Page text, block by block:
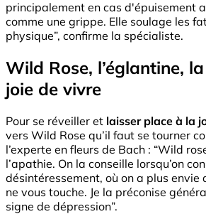
principalement en cas d'épuisement
comme une grippe. Elle soulage les
physique”, confirme la spécialiste.
Wild Rose, l’églantine,
joie de vivre
Pour se réveiller et laisser place à la
vers Wild Rose qu’il faut se tourner
l’experte en fleurs de Bach : “Wild
l’apathie. On la conseille lorsqu’on
désintéressement, où on a plus envie
ne vous touche. Je la préconise
signe de dépression”.